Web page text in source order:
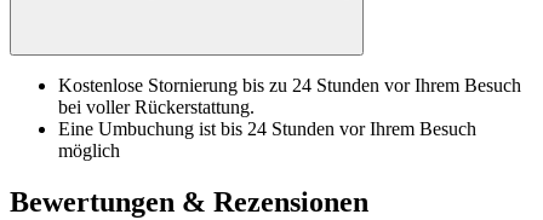
Kostenlose Stornierung bis zu 24 Stunden vor Ihrem Besuch
bei voller Rückerstattung.
Eine Umbuchung ist bis 24 Stunden vor Ihrem Besuch
möglich
Bewertungen & Rezensionen